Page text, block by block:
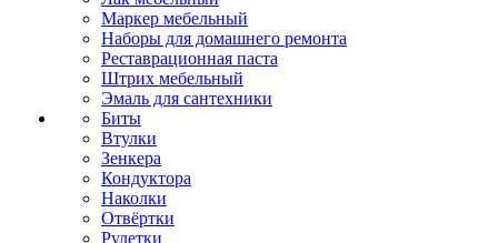
Маркер мебельный
Наборы для домашнего ремонта
Реставрационная паста
Штрих мебельный
Эмаль для сантехники
Биты
Втулки
Зенкера
Кондуктора
Наколки
Отвёртки
Рулетки